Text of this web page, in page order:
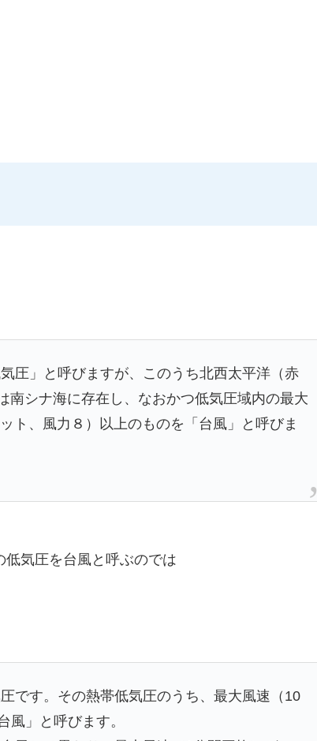
圧」と呼びますが、このうち北西太平洋（赤
南シナ海に存在し、なおかつ低気圧域内の最大
ト、風力８）以上のものを「台風」と呼びま
気圧を台風と呼ぶのでは
です。その熱帯低気圧のうち、最大風速（10
風」と呼びます。